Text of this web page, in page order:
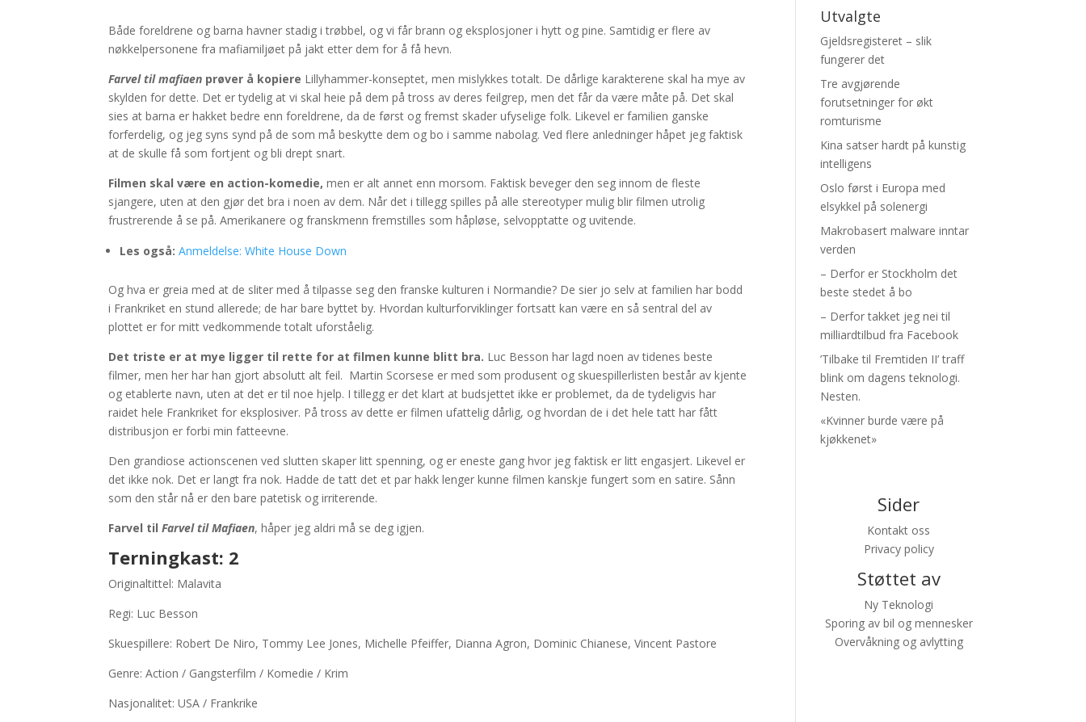
Både foreldrene og barna havner stadig i trøbbel, og vi får brann og eksplosjoner i hytt og pine. Samtidig er flere av
nøkkelpersonene fra mafiamiljøet på jakt etter dem for å få hevn.
Farvel til mafiaen prøver å kopiere Lillyhammer-konseptet, men mislykkes totalt. De dårlige karakterene skal ha mye av
skylden for dette. Det er tydelig at vi skal heie på dem på tross av deres feilgrep, men det får da være måte på. Det skal
sies at barna er hakket bedre enn foreldrene, da de først og fremst skader ufyselige folk. Likevel er familien ganske
forferdelig, og jeg syns synd på de som må beskytte dem og bo i samme nabolag. Ved flere anledninger håpet jeg faktisk
at de skulle få som fortjent og bli drept snart.
Filmen skal være en action-komedie,men er alt annet enn morsom. Faktisk beveger den seg innom de fleste
sjangere, uten at den gjør det bra i noen av dem. Når det i tillegg spilles på alle stereotyper mulig blir filmen utrolig
frustrerende å se på. Amerikanere og franskmenn fremstilles som håpløse, selvopptatte og uvitende.
Les også: Anmeldelse: White House Down
Og hva er greia med at de sliter med å tilpasse seg den franske kulturen i Normandie? De sier jo selv at familien har bodd
i Frankriket en stund allerede; de har bare byttet by. Hvordan kulturforviklinger fortsatt kan være en så sentral del av
plottet er for mitt vedkommende totalt uforståelig.
Det triste er at mye ligger til rette for at filmen kunne blitt bra. Luc Besson har lagd noen av tidenes beste
filmer, men her har han gjort absolutt alt feil. Martin Scorsese er med som produsent og skuespillerlisten består av kjente
og etablerte navn, uten at det er til noe hjelp. I tillegg er det klart at budsjettet ikke er problemet, da de tydeligvis har
raidet hele Frankriket for eksplosiver. På tross av dette er filmen ufattelig dårlig, og hvordan de i det hele tatt har fått
distribusjon er forbi min fatteevne.
Den grandiose actionscenen ved slutten skaper litt spenning, og er eneste gang hvor jeg faktisk er litt engasjert. Likevel er
det ikke nok. Det er langt fra nok. Hadde de tatt det et par hakk lenger kunne filmen kanskje fungert som en satire. Sånn
som den står nå er den bare patetisk og irriterende.
Farvel tilFarvel til Mafiaen, håper jeg aldri må se deg igjen.
Terningkast: 2
Originaltittel: Malavita
Regi: Luc Besson
Skuespillere: Robert De Niro, Tommy Lee Jones, Michelle Pfeiffer, Dianna Agron, Dominic Chianese, Vincent Pastore
Genre: Action / Gangsterfilm / Komedie / Krim
Nasjonalitet: USA / Frankrike
Utvalgte
Gjeldsregisteret – slik
fungerer det
Tre avgjørende
forutsetninger for økt
romturisme
Kina satser hardt på kunstig
intelligens
Oslo først i Europa med
elsykkel på solenergi
Makrobasert malware inntar
verden
– Derfor er Stockholm det
beste stedet å bo
– Derfor takket jeg nei til
milliardtilbud fra Facebook
’Tilbake til Fremtiden II’ traff
blink om dagens teknologi.
Nesten.
«Kvinner burde være på
kjøkkenet»
Sider
Kontakt oss
Privacy policy
Støttet av
Ny Teknologi
Sporing av bil og mennesker
Overvåkning og avlytting